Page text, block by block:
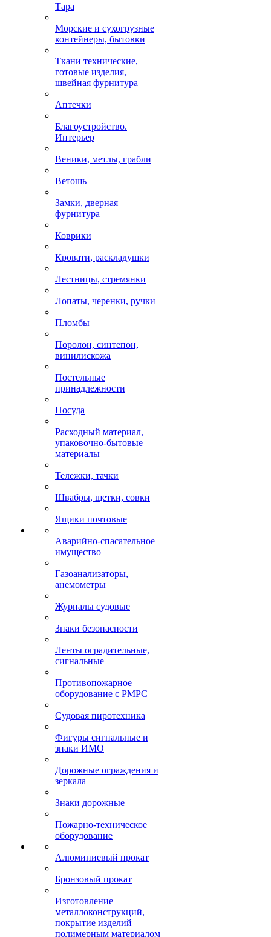
Тара
Морские и сухогрузные
контейнеры, бытовки
Ткани технические,
готовые изделия,
швейная фурнитура
Аптечки
Благоустройство.
Интерьер
Веники, метлы, грабли
Ветошь
Замки, дверная
фурнитура
Коврики
Кровати, раскладушки
Лестницы, стремянки
Лопаты, черенки, ручки
Пломбы
Поролон, синтепон,
винилискожа
Постельные
принадлежности
Посуда
Расходный материал,
упаковочно-бытовые
материалы
Тележки, тачки
Швабры, щетки, совки
Ящики почтовые
Аварийно-спасательное
имущество
Газоанализаторы,
анемометры
Журналы судовые
Знаки безопасности
Ленты оградительные,
сигнальные
Противопожарное
оборудование с РМРС
Судовая пиротехника
Фигуры сигнальные и
знаки ИМО
Дорожные ограждения и
зеркала
Знаки дорожные
Пожарно-техническое
оборудование
Алюминиевый прокат
Бронзовый прокат
Изготовление
металлоконструкций,
покрытие изделий
полимерным материалом